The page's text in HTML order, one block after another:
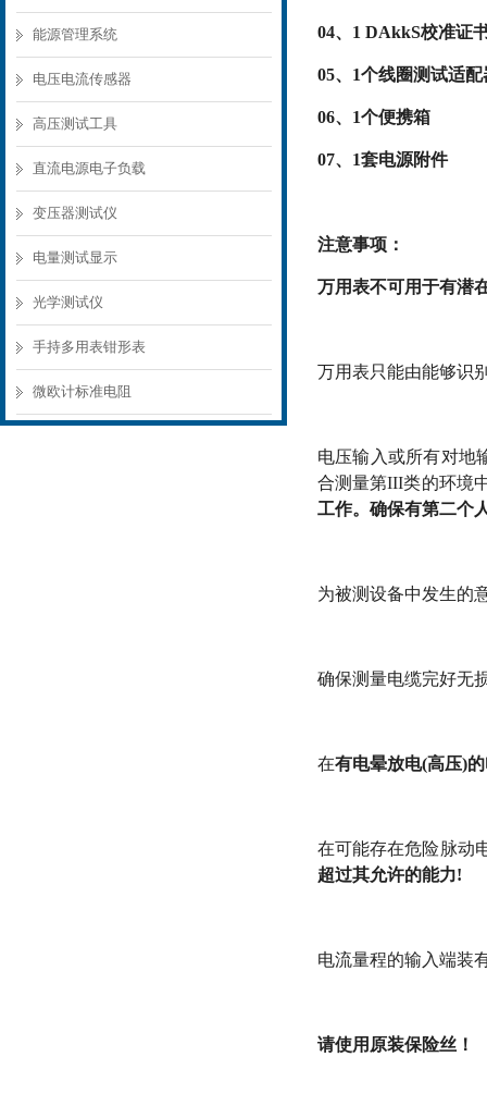
能源管理系统
电压电流传感器
高压测试工具
直流电源电子负载
变压器测试仪
电量测试显示
光学测试仪
手持多用表钳形表
微欧计标准电阻
04、 1 DAkkS校准证
05、 1个线圈测试适配
06、 1个便携箱
07、 1套电源附件
注意事项：
万用表不可用于有潜
万用表只能由能够识
电压输入或所有对地
合测量第III类的环境
工作。确保有第二个
为被测设备中发生的
确保测量电缆完好无
在有电晕放电(高压)
在可能存在危险脉动
超过其允许的能力!
电流量程的输入端装
请使用原装保险丝！